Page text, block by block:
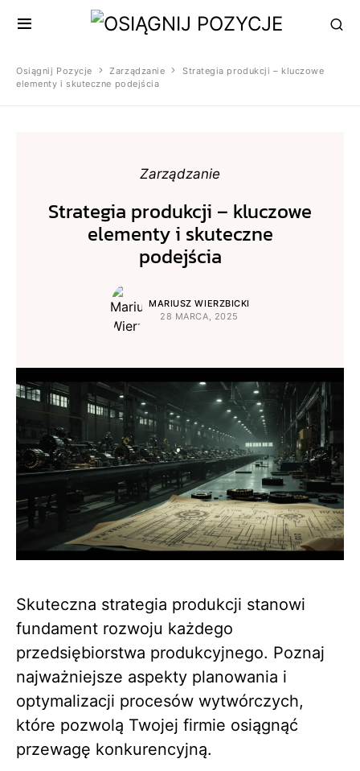
Osiągnij Pozycje Zarządzanie
Strategia produkcji – kluczowe
elementy i skuteczne podejścia
Zarządzanie
Strategia produkcji – kluczowe
elementy i skuteczne
podejścia
MARIUSZ WIERZBICKI
28 MARCA, 2025
Skuteczna strategia produkcji stanowi
fundament rozwoju każdego
przedsiębiorstwa produkcyjnego. Poznaj
najważniejsze aspekty planowania i
optymalizacji procesów wytwórczych,
które pozwolą Twojej firmie osiągnąć
przewagę konkurencyjną.